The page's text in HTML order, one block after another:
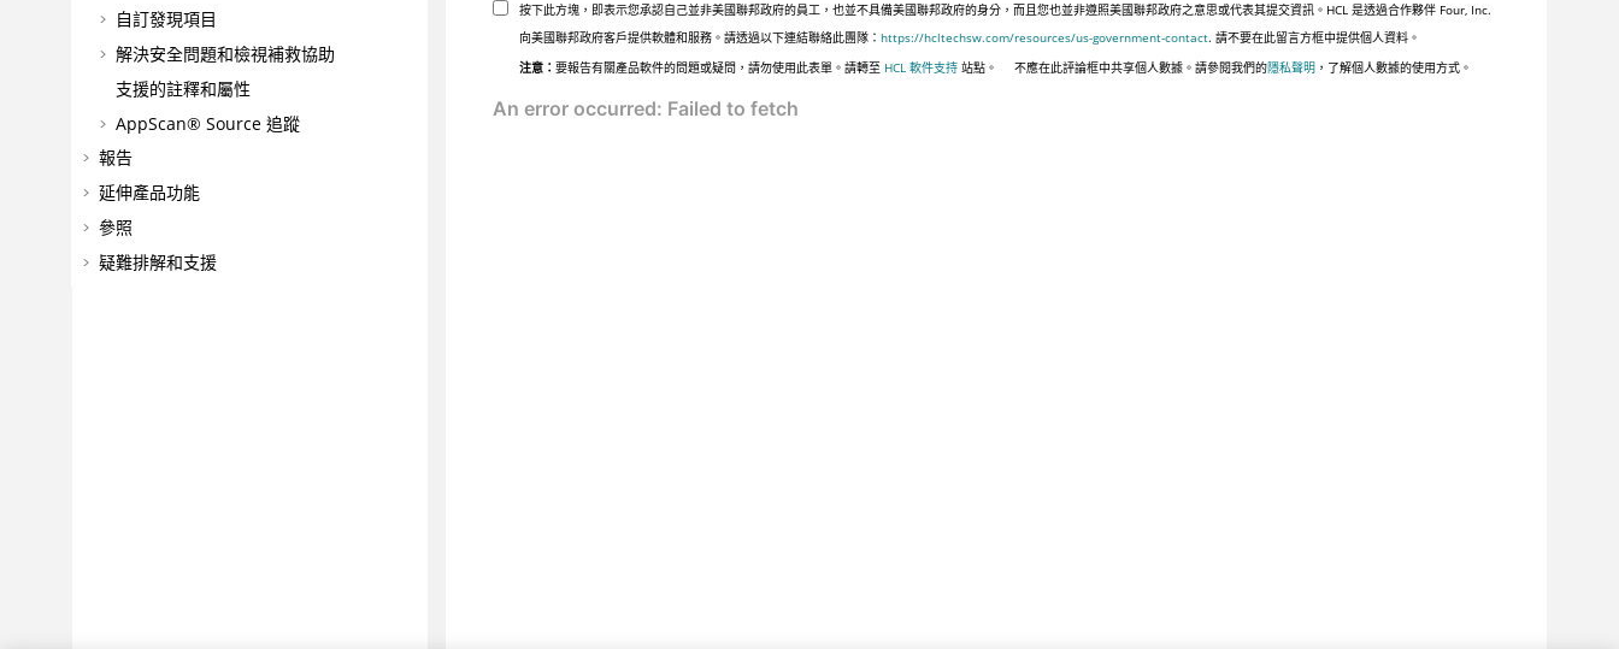
自訂發現項目
解決安全問題和檢視補救協助
支援的註釋和屬性
AppScan® Source 追蹤
報告
延伸產品功能
參照
疑難排解和支援
按下此方塊，即表示您承認自己並非美國聯邦政府的員工，也並不具備美國聯邦政府的身分，而且您也並非遵照美國聯邦政府之意思或代表其提交資訊。HCL 是透過合作夥伴 Four, Inc.
向美國聯邦政府客戶提供軟體和服務。請透過以下連結聯絡此團隊：https://hcltechsw.com/resources/us-government-contact. 請不要在此留言方框中提供個人資料。
注意：要報告有關產品軟件的問題或疑問，請勿使用此表單。請轉至 HCL 軟件支持 站點。 不應在此評論框中共享個人數據。請參閱我們的隱私聲明 ，了解個人數據的使用方式。